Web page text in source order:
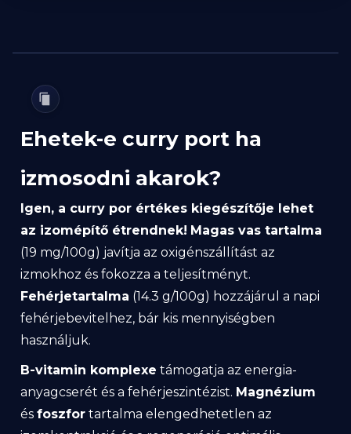
Ehetek-e curry port ha
izmosodni akarok?
Igen, a curry por értékes kiegészítője lehet
az izomépítő étrendnek! Magas vas tartalma
(19 mg/100g) javítja az oxigénszállítást az
izmokhoz és fokozza a teljesítményt.
Fehérjetartalma (14.3 g/100g) hozzájárul a napi
fehérjebevitelhez, bár kis mennyiségben
használjuk.
B-vitamin komplexe támogatja az energia-
anyagcserét és a fehérjeszintézist. Magnézium
és foszfor tartalma elengedhetetlen az